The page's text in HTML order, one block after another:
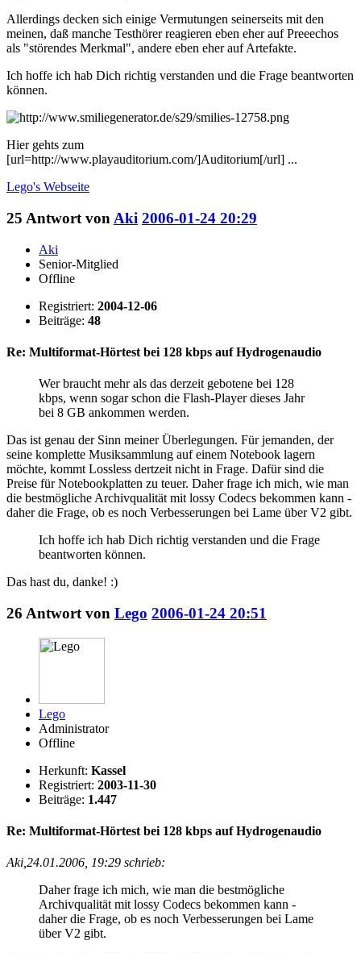
Allerdings decken sich einige Vermutungen seinerseits mit den
meinen, daß manche Testhörer reagieren eben eher auf Preeechos
als "störendes Merkmal", andere eben eher auf Artefakte.
Ich hoffe ich hab Dich richtig verstanden und die Frage beantworten
können.
Hier gehts zum
[url=http://www.playauditorium.com/]Auditorium[/url] ...
Lego's Webseite
25 Antwort von Aki 2006-01-24 20:29
Aki
Senior-Mitglied
Offline
Registriert: 2004-12-06
Beiträge: 48
Re: Multiformat-Hörtest bei 128 kbps auf Hydrogenaudio
Wer braucht mehr als das derzeit gebotene bei 128
kbps, wenn sogar schon die Flash-Player dieses Jahr
bei 8 GB ankommen werden.
Das ist genau der Sinn meiner Überlegungen. Für jemanden, der
seine komplette Musiksammlung auf einem Notebook lagern
möchte, kommt Lossless dertzeit nicht in Frage. Dafür sind die
Preise für Notebookplatten zu teuer. Daher frage ich mich, wie man
die bestmögliche Archivqualität mit lossy Codecs bekommen kann -
daher die Frage, ob es noch Verbesserungen bei Lame über V2 gibt.
Ich hoffe ich hab Dich richtig verstanden und die Frage
beantworten können.
Das hast du, danke! :)
26 Antwort von Lego 2006-01-24 20:51
Lego
Administrator
Offline
Herkunft: Kassel
Registriert: 2003-11-30
Beiträge: 1.447
Re: Multiformat-Hörtest bei 128 kbps auf Hydrogenaudio
Aki,24.01.2006, 19:29 schrieb:
Daher frage ich mich, wie man die bestmögliche
Archivqualität mit lossy Codecs bekommen kann -
daher die Frage, ob es noch Verbesserungen bei Lame
über V2 gibt.